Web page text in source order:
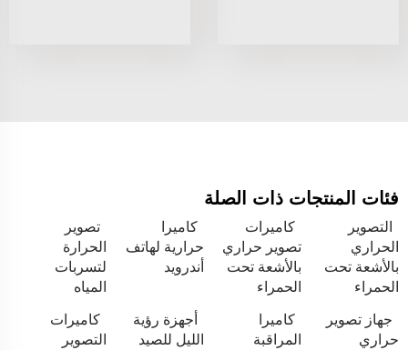
فئات المنتجات ذات الصلة
التصوير
الحراري
بالأشعة تحت
الحمراء
كاميرات
تصوير حراري
بالأشعة تحت
الحمراء
كاميرا
حرارية لهاتف
أندرويد
تصوير
الحرارة
لتسربات
المياه
جهاز تصوير
حراري
كاميرا
المراقبة
أجهزة رؤية
الليل للصيد
كاميرات
التصوير